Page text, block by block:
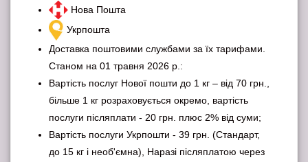
Нова Пошта
Укрпошта
Доставка поштовими службами за їх тарифами.
Станом на 01 травня 2026 р.:
Вартість послуг Нової пошти до 1 кг – від 70 грн.,
більше 1 кг розраховується окремо, вартість
послуги післяплати - 20 грн. плюс 2% від суми;
Вартість послуги Укрпошти - 39 грн. (Стандарт,
до 15 кг і необ'ємна), Наразі післяплатою через